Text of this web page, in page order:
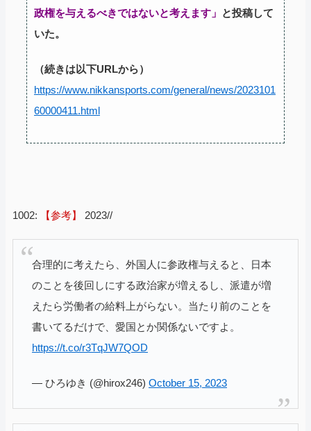
政権を与えるべきではないと考えます」 と投稿して
いた。
（続きは以下URLから）
https://www.nikkansports.com/general/news/2023101
60000411.html
1002: 【参考】 2023//
合理的に考えたら、外国人に参政権与えると、日本
のことを後回しにする政治家が増えるし、派遣が増
えたら労働者の給料上がらない。当たり前のことを
書いてるだけで、愛国とか関係ないですよ。
https://t.co/r3TqJW7QOD
— ひろゆき (@hirox246) October 15, 2023